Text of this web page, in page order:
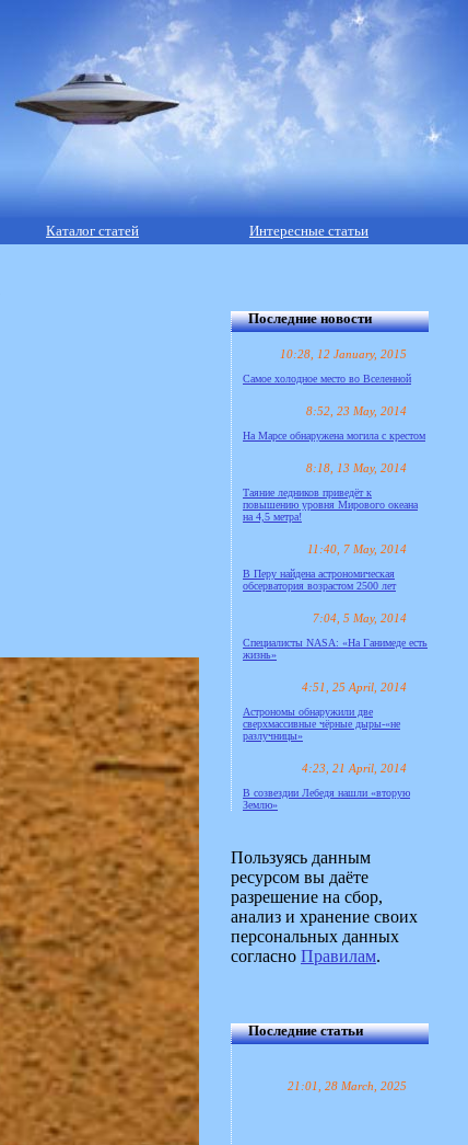
Каталог статей Интересные статьи
Последние новости
10:28, 12 January, 2015
Самое холодное место во Вселенной
8:52, 23 May, 2014
На Марсе обнаружена могила с крестом
8:18, 13 May, 2014
Таяние ледников приведёт к
повышению уровня Мирового океана
на 4,5 метра!
11:40, 7 May, 2014
В Перу найдена астрономическая
обсерватория возрастом 2500 лет
7:04, 5 May, 2014
Специалисты NASA: «На Ганимеде есть
жизнь»
4:51, 25 April, 2014
Астрономы обнаружили две
сверхмассивные чёрные дыры-«не
разлучницы»
4:23, 21 April, 2014
В созвездии Лебедя нашли «вторую
Землю»
Пользуясь данным
ресурсом вы даёте
разрешение на сбор,
анализ и хранение своих
персональных данных
согласно Правилам.
Последние статьи
21:01, 28 March, 2025